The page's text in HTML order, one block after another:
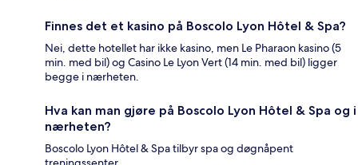
Finnes det et kasino på Boscolo Lyon Hôtel & Spa?
Nei, dette hotellet har ikke kasino, men Le Pharaon kasino (5
min. med bil) og Casino Le Lyon Vert (14 min. med bil) ligger
begge i nærheten.
Hva kan man gjøre på Boscolo Lyon Hôtel & Spa og i
nærheten?
Boscolo Lyon Hôtel & Spa tilbyr spa og døgnåpent